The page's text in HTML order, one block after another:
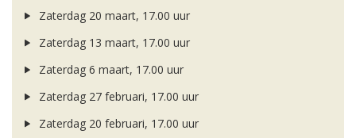
Zaterdag 20 maart, 17.00 uur
Zaterdag 13 maart, 17.00 uur
Zaterdag 6 maart, 17.00 uur
Zaterdag 27 februari, 17.00 uur
Zaterdag 20 februari, 17.00 uur